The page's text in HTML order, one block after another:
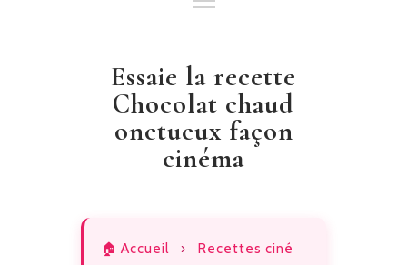
Essaie la recette
Chocolat chaud
onctueux façon
cinéma
🏠 Accueil › Recettes ciné